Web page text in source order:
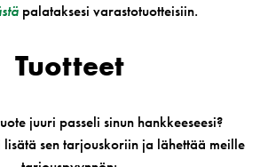
palataksesi varastotuotteisiin.
Tuotteet
juuri passeli sinun hankkeeseesi?
lisätä sen tarjouskoriin ja lähettää meille